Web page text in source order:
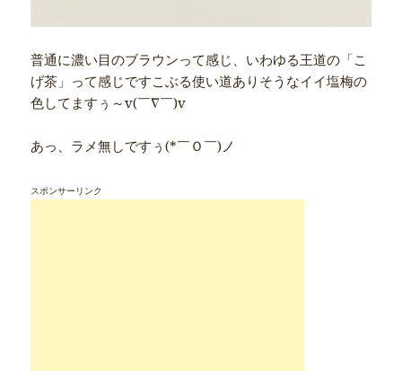
普通に濃い目のブラウンって感じ、いわゆる王道の「こ
げ茶」って感じですこぶる使い道ありそうなイイ塩梅の
色してますぅ～v(￣∇￣)v
あっ、ラメ無しですぅ(*￣Ｏ￣)ノ
スポンサーリンク